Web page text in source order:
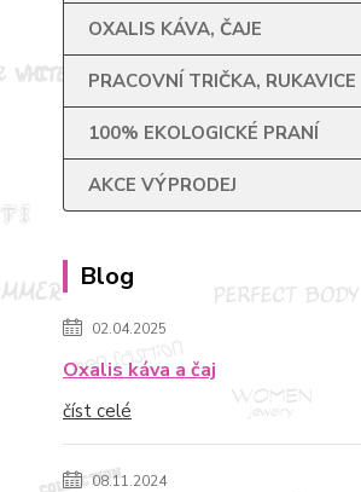
OXALIS KÁVA, ČAJE
PRACOVNÍ TRIČKA, RUKAVICE
100% EKOLOGICKÉ PRANÍ
AKCE VÝPRODEJ
Blog
02.04.2025
Oxalis káva a čaj
číst celé
08.11.2024